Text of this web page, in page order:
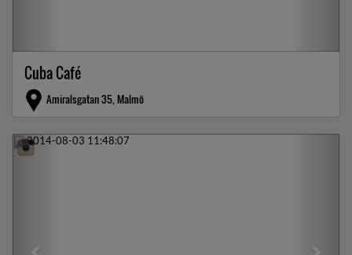
Cuba Café
Amiralsgatan 35, Malmö
Previous